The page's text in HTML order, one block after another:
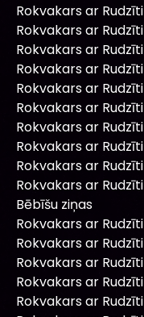
Rokvakars ar Rudzīti
Rokvakars ar Rudzīti
Rokvakars ar Rudzīti
Rokvakars ar Rudzīti
Rokvakars ar Rudzīti
Rokvakars ar Rudzīti
Rokvakars ar Rudzīti
Rokvakars ar Rudzīti
Rokvakars ar Rudzīti
Rokvakars ar Rudzīti
Bēbīšu ziņas
Rokvakars ar Rudzīti
Rokvakars ar Rudzīti
Rokvakars ar Rudzīti
Rokvakars ar Rudzīti
Rokvakars ar Rudzīti